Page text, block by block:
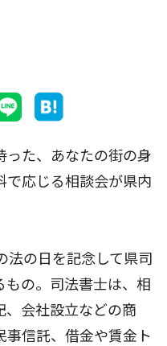
た、あなたの街の身
で応じる相談会が県内
の日を記念して県司
もの。司法書士は、相
、会社設立などの商
事信託、借金や賃金ト